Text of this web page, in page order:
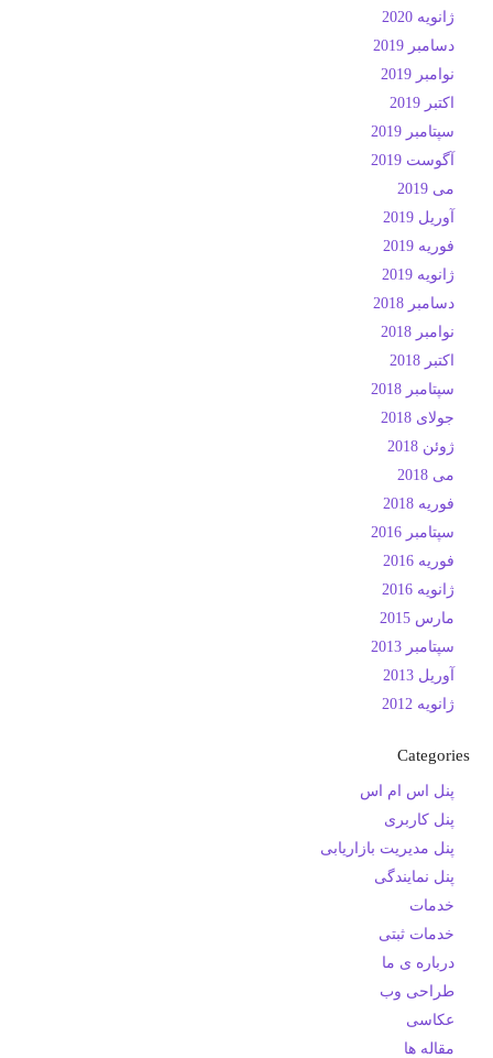
ژانویه 2020
دسامبر 2019
نوامبر 2019
اکتبر 2019
سپتامبر 2019
آگوست 2019
می 2019
آوریل 2019
فوریه 2019
ژانویه 2019
دسامبر 2018
نوامبر 2018
اکتبر 2018
سپتامبر 2018
جولای 2018
ژوئن 2018
می 2018
فوریه 2018
سپتامبر 2016
فوریه 2016
ژانویه 2016
مارس 2015
سپتامبر 2013
آوریل 2013
ژانویه 2012
Categories
پنل اس ام اس
پنل کاربری
پنل مدیریت بازاریابی
پنل نمایندگی
خدمات
خدمات ثبتی
درباره ی ما
طراحی وب
عکاسی
مقاله ها